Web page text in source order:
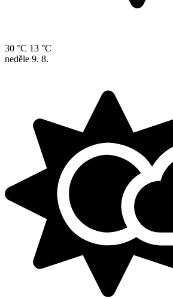
30 °C 13 °C
neděle 9. 8.